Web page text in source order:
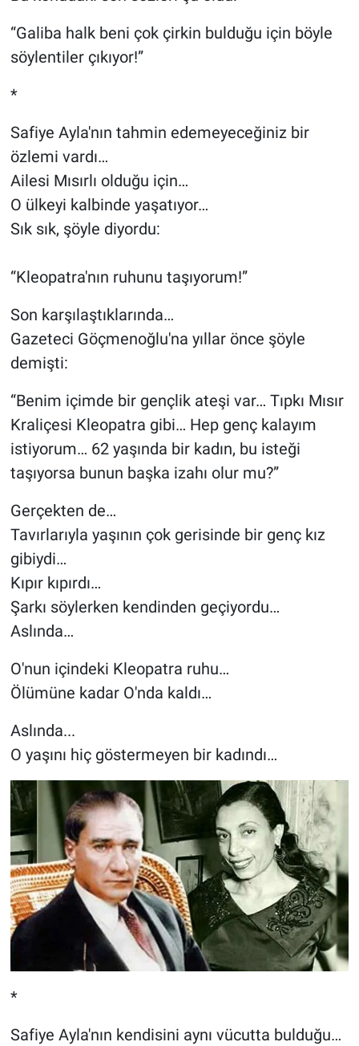
“Galiba halk beni çok çirkin bulduğu için böyle
söylentiler çıkıyor!”
*
Safiye Ayla'nın tahmin edemeyeceğiniz bir
özlemi vardı…
Ailesi Mısırlı olduğu için…
O ülkeyi kalbinde yaşatıyor…
Sık sık, şöyle diyordu:
“Kleopatra'nın ruhunu taşıyorum!”
Son karşılaştıklarında…
Gazeteci Göçmenoğlu'na yıllar önce şöyle
demişti:
“Benim içimde bir gençlik ateşi var… Tıpkı Mısır
Kraliçesi Kleopatra gibi… Hep genç kalayım
istiyorum… 62 yaşında bir kadın, bu isteği
taşıyorsa bunun başka izahı olur mu?”
Gerçekten de…
Tavırlarıyla yaşının çok gerisinde bir genç kız
gibiydi…
Kıpır kıpırdı…
Şarkı söylerken kendinden geçiyordu…
Aslında…
O'nun içindeki Kleopatra ruhu…
Ölümüne kadar O'nda kaldı…
Aslında...
O yaşını hiç göstermeyen bir kadındı…
*
Safiye Ayla'nın kendisini aynı vücutta bulduğu…